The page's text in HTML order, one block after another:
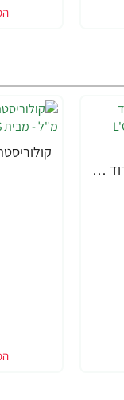
קולוריסטה איפור לשיער ורוד פוקסיה 30 מ"ל - מבית L'OREAL PARIS